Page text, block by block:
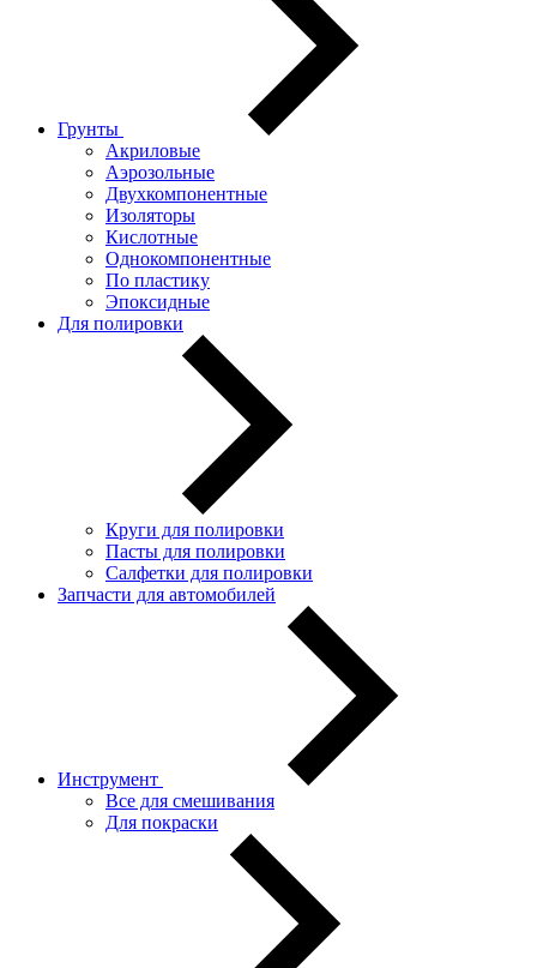
Грунты
Акриловые
Аэрозольные
Двухкомпонентные
Изоляторы
Кислотные
Однокомпонентные
По пластику
Эпоксидные
Для полировки
Круги для полировки
Пасты для полировки
Салфетки для полировки
Запчасти для автомобилей
Инструмент
Все для смешивания
Для покраски